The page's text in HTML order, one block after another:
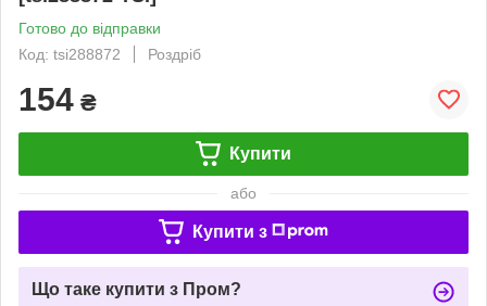
Готово до відправки
Код: tsi288872
Роздріб
154 ₴
Купити
або
Купити з
Що таке купити з Пром?